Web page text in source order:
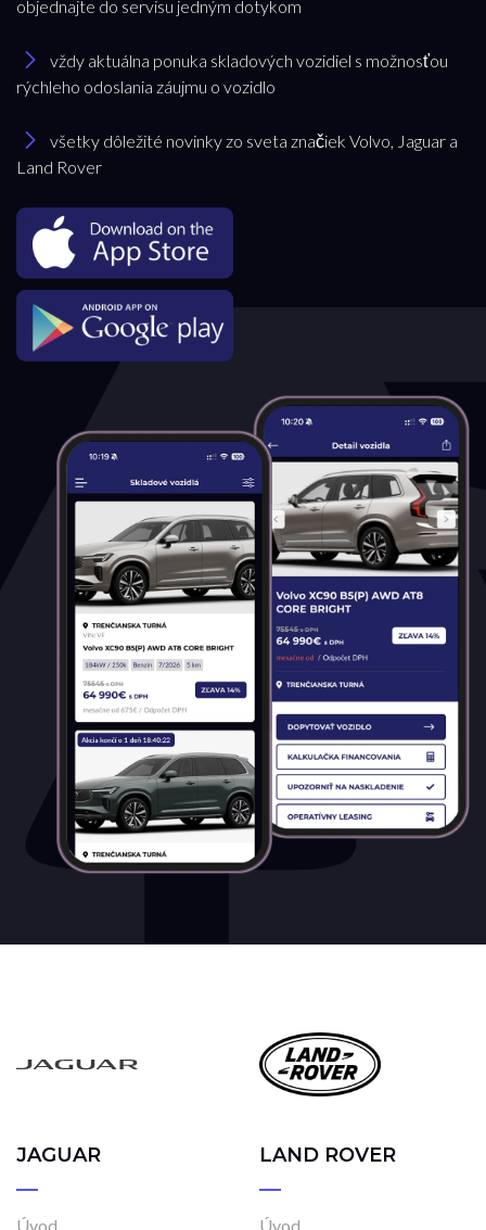
objednajte do servisu jedným dotykom
vždy aktuálna ponuka skladových vozidiel s možnosťou
rýchleho odoslania záujmu o vozidlo
všetky dôležité novinky zo sveta značiek Volvo, Jaguar a
Land Rover
JAGUAR
Úvod
LAND ROVER
Úvod